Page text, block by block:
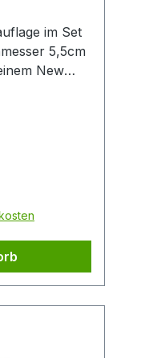
im Set
5,5cm
fein
machen
gute Figur.
Liebhabern